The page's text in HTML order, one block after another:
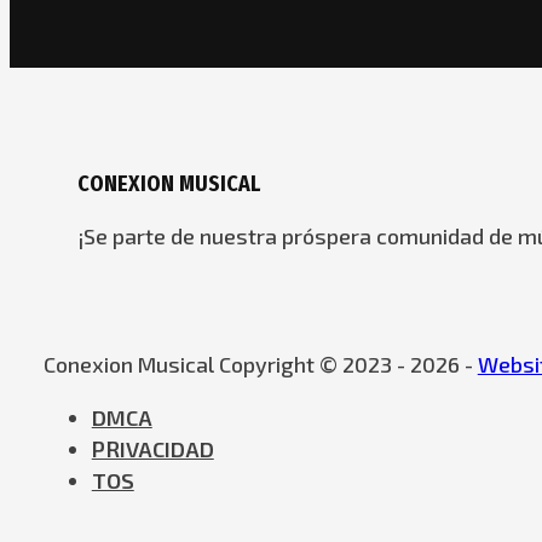
CONEXION MUSICAL
¡Se parte de nuestra próspera comunidad de
Conexion Musical Copyright © 2023 - 2026 -
DMCA
PRIVACIDAD
TOS